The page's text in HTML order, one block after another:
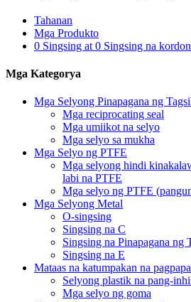
Tahanan
Mga Produkto
0 Singsing at 0 Singsing na kordon
Mga Kategorya
Mga Selyong Pinapagana ng
Mga reciprocating seal
Mga umiikot na selyo
Mga selyo sa mukha
Mga Selyo ng PTFE
Mga selyong hindi
labi na PTFE
Mga selyo ng PTFE
Mga Selyong Metal
O-singsing
Singsing na C
Singsing na Pinapagana ng
Singsing na E
Mataas na katumpakan na
Selyong plastik na pang-
Mga selyo ng goma